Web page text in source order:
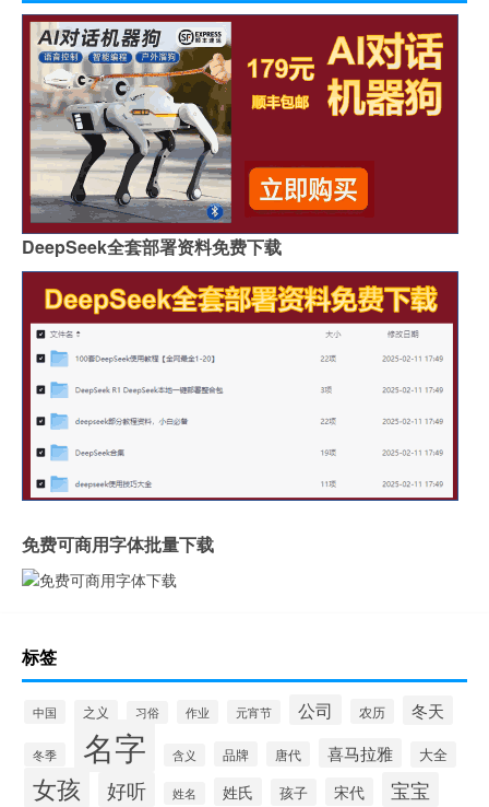
DeepSeek全套部署资料免费下载
免费可商用字体批量下载
标签
中国 之义 习俗 作业 元宵节 公司 农历 冬天
冬季 名字 含义 品牌 唐代 喜马拉雅 大全
女孩 好听 姓名 姓氏 孩子 宋代 宝宝